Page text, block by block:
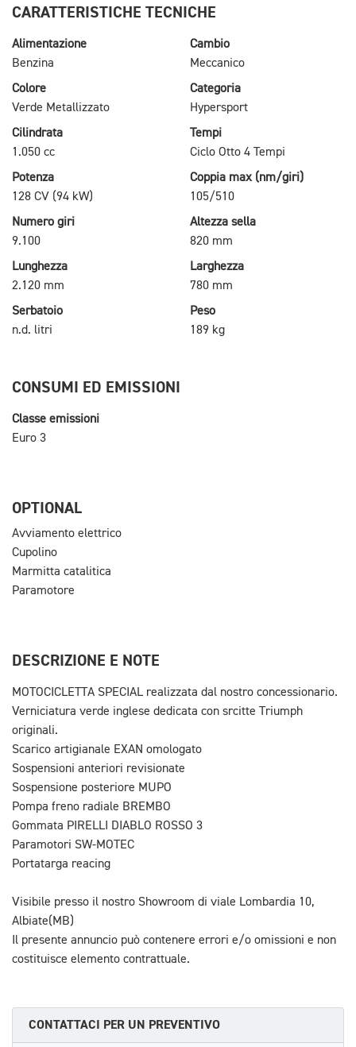
CARATTERISTICHE TECNICHE
Alimentazione
Benzina
Cambio
Meccanico
Colore
Verde Metallizzato
Categoria
Hypersport
Cilindrata
1.050 cc
Tempi
Ciclo Otto 4 Tempi
Potenza
128 CV (94 kW)
Coppia max (nm/giri)
105/510
Numero giri
9.100
Altezza sella
820 mm
Lunghezza
2.120 mm
Larghezza
780 mm
Serbatoio
n.d. litri
Peso
189 kg
CONSUMI ED EMISSIONI
Classe emissioni
Euro 3
OPTIONAL
Avviamento elettrico
Cupolino
Marmitta catalitica
Paramotore
DESCRIZIONE E NOTE
MOTOCICLETTA SPECIAL realizzata dal nostro concessionario.
Verniciatura verde inglese dedicata con srcitte Triumph
originali.
Scarico artigianale EXAN omologato
Sospensioni anteriori revisionate
Sospensione posteriore MUPO
Pompa freno radiale BREMBO
Gommata PIRELLI DIABLO ROSSO 3
Paramotori SW-MOTEC
Portatarga reacing
Visibile presso il nostro Showroom di viale Lombardia 10,
Albiate(MB)
Il presente annuncio può contenere errori e/o omissioni e non
costituisce elemento contrattuale.
CONTATTACI PER UN PREVENTIVO